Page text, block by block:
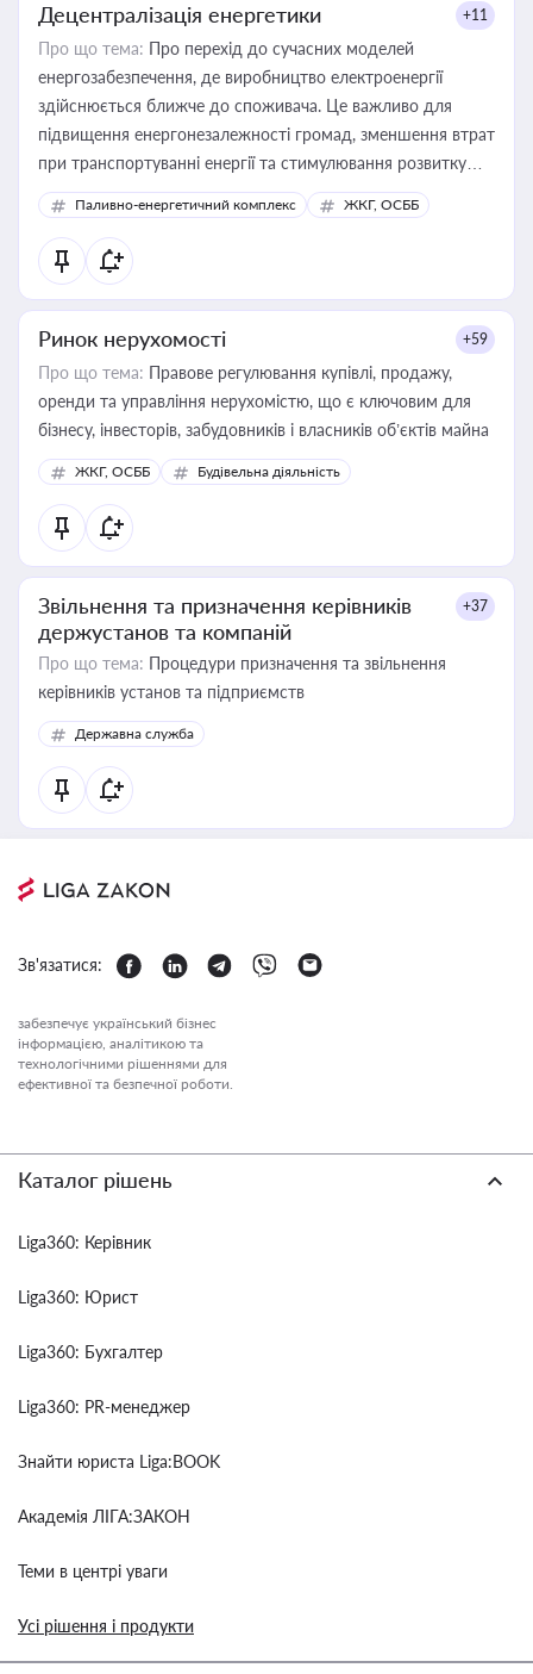
Децентралізація енергетики +11
Про що тема: Про перехід до сучасних моделей
енергозабезпечення, де виробництво електроенергії
здійснюється ближче до споживача. Це важливо для
підвищення енергонезалежності громад, зменшення втрат
при транспортуванні енергії та стимулювання розвитку
відновлюваних джерел
Паливно-енергетичний комплекс ЖКГ, ОСББ
Ринок нерухомості +59
Про що тема: Правове регулювання купівлі, продажу,
оренди та управління нерухомістю, що є ключовим для
бізнесу, інвесторів, забудовників і власників об’єктів майна
ЖКГ, ОСББ Будівельна діяльність
Звільнення та призначення керівників
держустанов та компаній
+37
Про що тема: Процедури призначення та звільнення
керівників установ та підприємств
Державна служба
Зв'язатися:
забезпечує український бізнес
інформацією, аналітикою та
технологічними рішеннями для
ефективної та безпечної роботи.
Каталог рішень
Liga360: Керівник
Liga360: Юрист
Liga360: Бухгалтер
Liga360: PR-менеджер
Знайти юриста Liga:BOOK
Академія ЛІГА:ЗАКОН
Теми в центрі уваги
Усі рішення і продукти